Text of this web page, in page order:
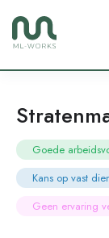
Goede
Kans op vast
Geen ervaring